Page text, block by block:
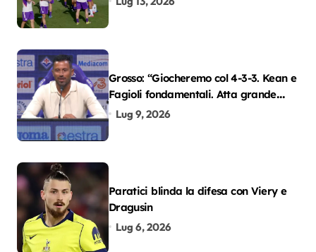
Grosso: “Giocheremo col 4-3-3. Kean e
Fagioli fondamentali. Atta grande
colpo”
Lug 9, 2026
Paratici blinda la difesa con Viery e
Dragusin
Lug 6, 2026